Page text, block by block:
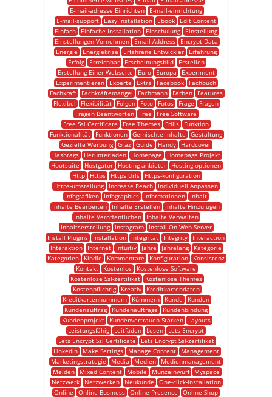
E-mail-adresse Einrichten
E-mail-einrichtung
E-mail-support
Easy Installation Ebook
Edit Content
Einfach
Einfache Installation Einschulung
Einstellung
Einstellungen Vornehmen
Email Address
Encrypt Data
Energie
Energiekrise Erfahrene Entwickler
Erfahrung
Erfolg
Erreichbar Erscheinungsbild
Erstellen
Erstellung Einer Webseite
Euro Europa
Experiment
Experimentieren
Experte Extra Facebook
Fachbuch
Fachkraft
Fachkräftemangel Fachmann Farben
Features
Flexibel
Flexibilität Folgen Foto Fotos Frage
Fragen
Fragen Beantworten
Free
Free Software
Free Ssl Certificate
Free Themes Frills
Funktion
Funktionalität
Funktionen Gemischte Inhalte
Gestaltung
Gezielte Werbung Graz Guide Handy
Hardcover
Hashtags
Herunterladen Homepage
Homepage Projekt
Hootsuite
Hostgator Hosting-anbieter
Hosting-optionen
Http
Https Https Urls
Https-konfiguration
Https-umstellung
Increase Reach
Individuell Anpassen
Infografiken
Infographics Informationen
Inhalt
Inhalte Bearbeiten
Inhalte Erstellen
Inhalte Hinzufügen
Inhalte Veröffentlichen
Inhalte Verwalten
Inhaltserstellung
Instagram
Install On Web Server
Install Plugins
Installation Integrität Integrity
Interaction
Interaktion
Internet Intuitiv Jahre Jahrelang
Kategorie
Kategorien
Kindle Kommentare Konfiguration
Konsistenz
Kontakt
Kostenlos
Kostenlose Software
Kostenlose Ssl-zertifikat
Kostenlose Themes
Kostenpflichtig
Kreativ
Kreditkartendaten
Kreditkartennummern
Kümmern Kunde
Kunden
Kundenauftrag
Kundenaufträge
Kundenbindung
Kundenprojekt
Kundenvertrauen Stärken
Layouts
Leistungsfähig
Leitfaden Lesen
Lets Encrypt
Lets Encrypt Ssl Certificate
Lets Encrypt Ssl-zertifikat
Linkedin
Make Settings Manage Content
Management
Marketingstrategie
Media Medien
Medienmanagement
Melden
Mixed Content Mobile Münzeinwurf
Myspace
Netzwerk
Netzwerken Neukunde
One-click-installation
Online
Online Business Online Presence
Online Shop